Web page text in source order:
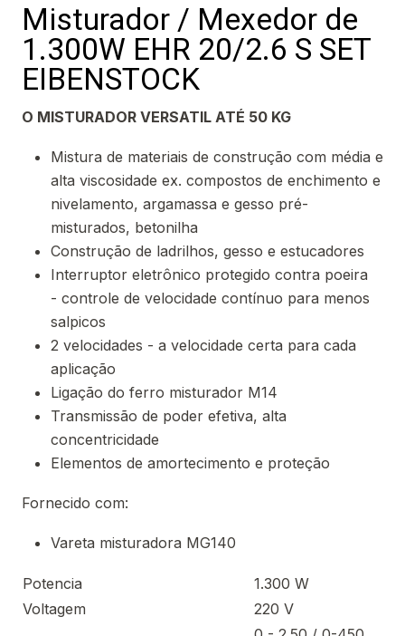
Misturador / Mexedor de
1.300W EHR 20/2.6 S SET
EIBENSTOCK
O MISTURADOR VERSATIL ATÉ 50 KG
Mistura de materiais de construção com média e
alta viscosidade ex. compostos de enchimento e
nivelamento, argamassa e gesso pré-
misturados, betonilha
Construção de ladrilhos, gesso e estucadores
Interruptor eletrônico protegido contra poeira
- controle de velocidade contínuo para menos
salpicos
2 velocidades - a velocidade certa para cada
aplicação
Ligação do ferro misturador M14
Transmissão de poder efetiva, alta
concentricidade
Elementos de amortecimento e proteção
Fornecido com:
Vareta misturadora MG140
Potencia
1.300 W
Voltagem
220 V